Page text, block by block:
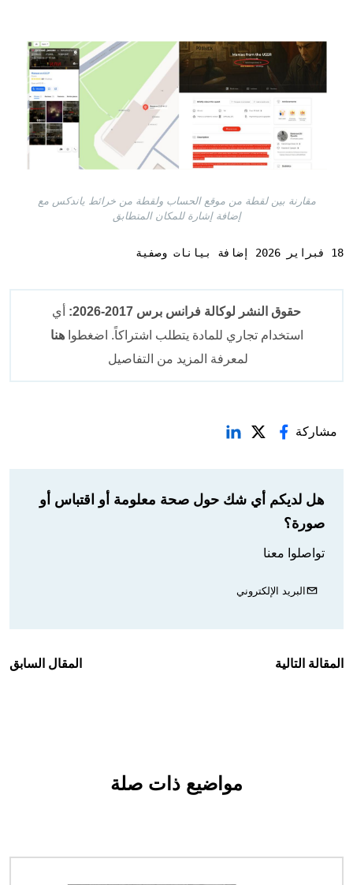
Image
مقارنة بين لقطة من موقع الحساب ولقطة من خرائط ياندكس مع
إضافة إشارة للمكان المتطابق
18 فبراير 2026 إضافة بيانات وصفية
حقوق النشر لوكالة فرانس برس 2017-2026:
أي
استخدام تجاري للمادة يتطلب اشتراكاً. اضغطواهنا
لمعرفة المزيد من التفاصيل
مشاركة
هل لديكم أي شك حول صحة معلومة أو اقتباس أو
صورة؟
تواصلوا معنا
البريد الإلكتروني
المقالة التالية المقال السابق
مواضيع ذات صلة